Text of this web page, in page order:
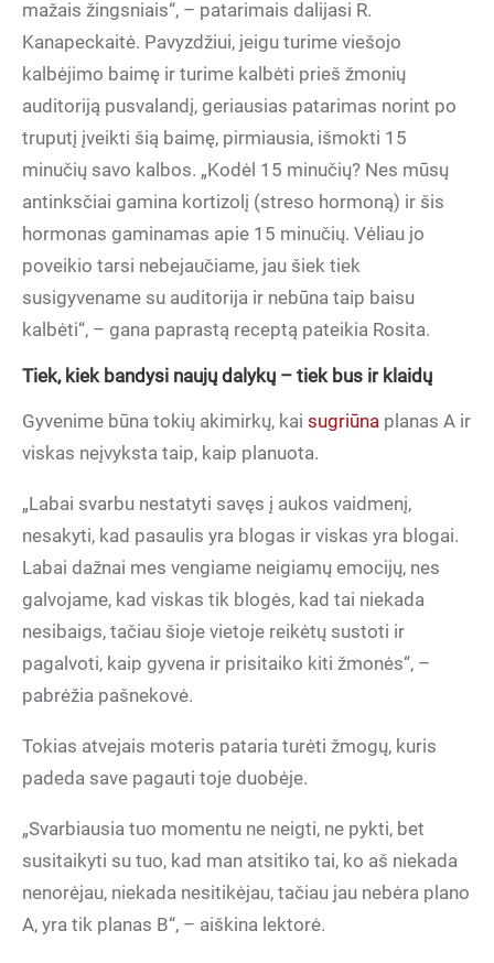
mažais žingsniais“, – patarimais dalijasi R.
Kanapeckaitė. Pavyzdžiui, jeigu turime viešojo
kalbėjimo baimę ir turime kalbėti prieš žmonių
auditoriją pusvalandį, geriausias patarimas norint po
truputį įveikti šią baimę, pirmiausia, išmokti 15
minučių savo kalbos. „Kodėl 15 minučių? Nes mūsų
antinksčiai gamina kortizolį (streso hormoną) ir šis
hormonas gaminamas apie 15 minučių. Vėliau jo
poveikio tarsi nebejaučiame, jau šiek tiek
susigyvename su auditorija ir nebūna taip baisu
kalbėti“, – gana paprastą receptą pateikia Rosita.
Tiek, kiek bandysi naujų dalykų – tiek bus ir klaidų
Gyvenime būna tokių akimirkų, kai sugriūna planas A ir
viskas neįvyksta taip, kaip planuota.
„Labai svarbu nestatyti savęs į aukos vaidmenį,
nesakyti, kad pasaulis yra blogas ir viskas yra blogai.
Labai dažnai mes vengiame neigiamų emocijų, nes
galvojame, kad viskas tik blogės, kad tai niekada
nesibaigs, tačiau šioje vietoje reikėtų sustoti ir
pagalvoti, kaip gyvena ir prisitaiko kiti žmonės“, –
pabrėžia pašnekovė.
Tokias atvejais moteris pataria turėti žmogų, kuris
padeda save pagauti toje duobėje.
„Svarbiausia tuo momentu ne neigti, ne pykti, bet
susitaikyti su tuo, kad man atsitiko tai, ko aš niekada
nenorėjau, niekada nesitikėjau, tačiau jau nebėra plano
A, yra tik planas B“, – aiškina lektorė.